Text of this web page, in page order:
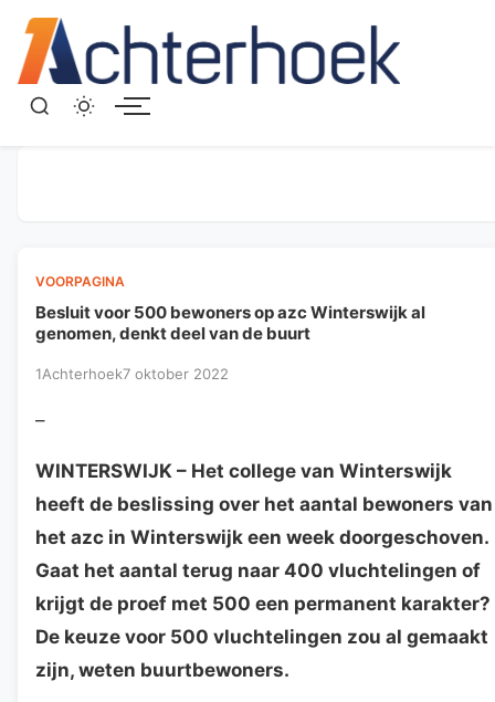
VOORPAGINA
Besluit voor 500 bewoners op azc Winterswijk al
genomen, denkt deel van de buurt
1Achterhoek7 oktober 2022
–
WINTERSWIJK – Het college van Winterswijk
heeft de beslissing over het aantal bewoners van
het azc in Winterswijk een week doorgeschoven.
Gaat het aantal terug naar 400 vluchtelingen of
krijgt de proef met 500 een permanent karakter?
De keuze voor 500 vluchtelingen zou al gemaakt
zijn, weten buurtbewoners.